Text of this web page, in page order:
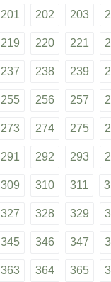
201 202 203
219 220 221
237 238 239
255 256 257
273 274 275
291 292 293
309 310 311
327 328 329
345 346 347
363 364 365